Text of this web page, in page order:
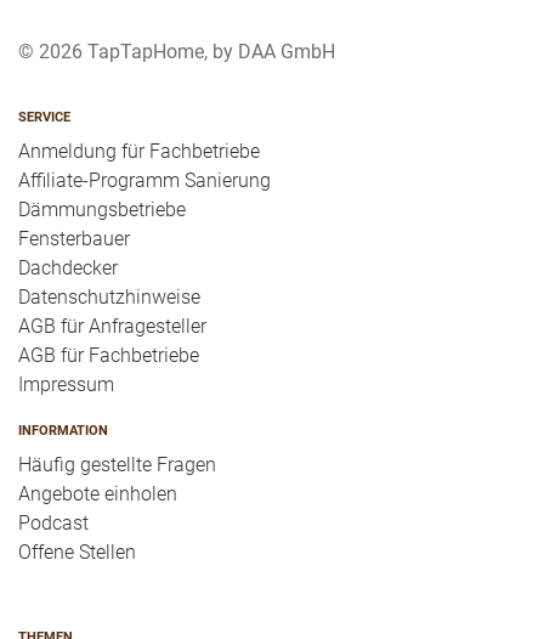
© 2026 TapTapHome, by DAA GmbH
SERVICE
Anmeldung für Fachbetriebe
Affiliate-Programm Sanierung
Dämmungsbetriebe
Fensterbauer
Dachdecker
Datenschutzhinweise
AGB für Anfragesteller
AGB für Fachbetriebe
Impressum
INFORMATION
Häufig gestellte Fragen
Angebote einholen
Podcast
Offene Stellen